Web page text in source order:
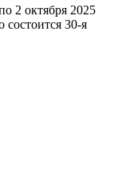
2 октября 2025
30-я